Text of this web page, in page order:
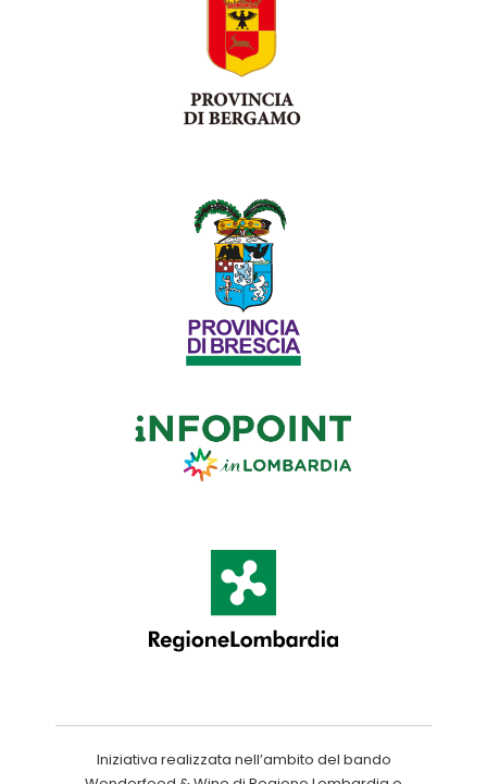
Iniziativa realizzata nell’ambito del bando